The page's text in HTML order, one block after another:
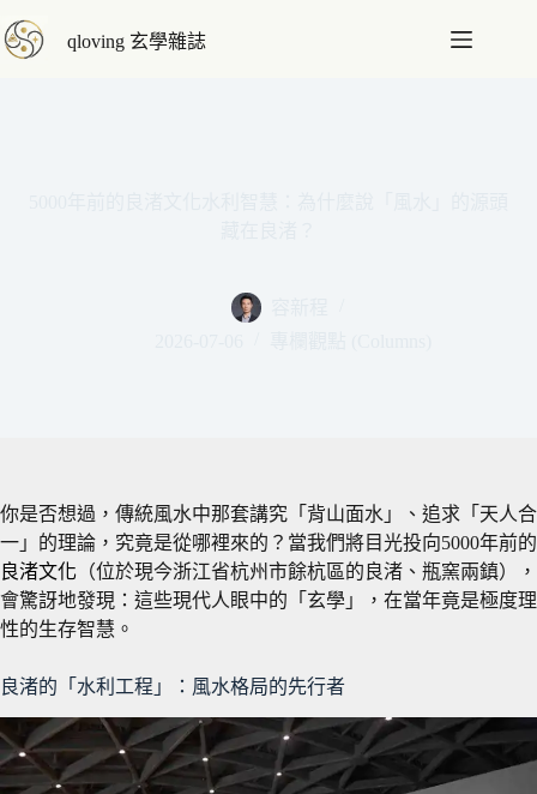
至
qloving 玄學雜誌
你是否想過，傳統風水中那套講究「背山面水」、追求「天人合
一」的理論，究竟是從哪裡來的？當我們將目光投向5000年前的
良渚文化 （位於現今浙江省杭州市餘杭區的良渚、瓶窯兩鎮），
會驚訝地發現：這些現代人眼中的「玄學」，在當年竟是極度理
性的生存智慧。
良渚的「水利工程」：風水格局的先行者